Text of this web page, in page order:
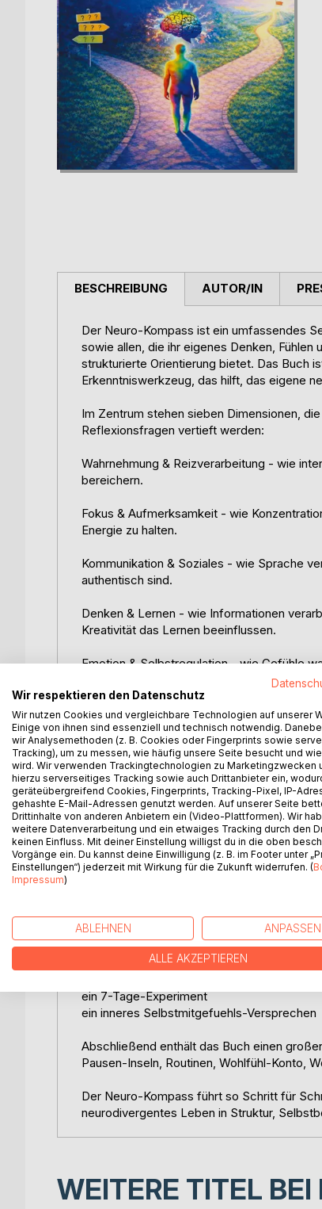
BESCHREIBUNG
Der Neuro-Kompass ist ein umfassendes
sowie allen, die ihr eigenes Denken,
strukturierte Orientierung bietet. Das Buch
Erkenntniswerkzeug, das hilft, das eigene
Im Zentrum stehen sieben Dimensionen,
Reflexionsfragen vertieft werden:
Wahrnehmung & Reizverarbeitung - wie
bereichern.
Fokus & Aufmerksamkeit - wie
Energie zu halten.
Kommunikation & Soziales - wie Sprache
authentisch sind.
Denken & Lernen - wie Informationen
Kreativität das Lernen beeinflussen.
Emotion & Selbstregulation - wie Gefühle
Alltag & Anpassung - wie Routinen,
herausfordern.
Sicherheitsbedürfnis & Kontrolle - wie
innere Stabilität entsteht.
Nach den sieben Bereichen folgen
Herausforderungen, Beziehungen und
Im Abschnitt "Mein Profil verstehen" wird
zusammengeführt. Der Leser erkennt
Wahrnehmung, Fokus, Emotionen und
Der umfangreiche Praxisteil "Vom
ein persönliches Stärken-Profil
einen Entlastungs- und Schutzplan
ein 7-Tage-Experiment
ein inneres Selbstmitgefuehls-Versprechen
Abschließend enthält das Buch einen
Pausen-Inseln, Routinen, Wohlfühl-Konto,
Der Neuro-Kompass führt so Schritt für
neurodivergentes Leben in Struktur,
AUTOR/IN
WEITERE TITEL BEI
Wir respektieren den Datenschutz
Wir nutzen Cookies und vergleichbare Technologien auf unserer
Einige von ihnen sind essenziell und technisch notwendig.
wir Analysemethoden (z. B. Cookies oder Fingerprints sowie
Tracking), um zu messen, wie häufig unsere Seite besucht und
wird. Wir verwenden Trackingtechnologien zu Marketingzwecken
hierzu serverseitiges Tracking sowie auch Drittanbieter ein,
geräteübergreifend Cookies, Fingerprints, Tracking-Pixel, IP-
gehashte E-Mail-Adressen genutzt werden. Auf unserer Seite
Drittinhalte von anderen Anbietern ein (Video-Plattformen). Wir
weitere Datenverarbeitung und ein etwaiges Tracking durch den
keinen Einfluss. Mit deiner Einstellung willigst du in die oben
Vorgänge ein. Du kannst deine Einwilligung (z. B. im Footer unter
Einstellungen“) jederzeit mit Wirkung für die Zukunft widerrufen. (
Impressum)
ABLEHNEN ANPASSEN
ALLE AKZEPTIEREN